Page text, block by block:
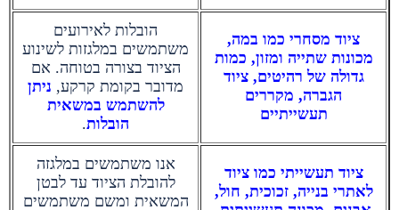
ציוד מסחרי כמו במה,
מכונות שתייה ומזון, כמות
גדולה של רהיטים, ציוד
הגברה, מקררים
תעשייתיים
הובלות לאירועים
משתמשים במלגזות לשינוע
הציוד בצורה בטוחה. אם
מדובר בקומת קרקע, ניתן
להשתמש במשאית
הובלות.
ציוד תעשייתי כמו ציוד
לאתרי בנייה, זכוכית, חול,
אנו משתמשים במלגזה
להובלת הציוד עד לבטן
המשאית ומשם משתמשים